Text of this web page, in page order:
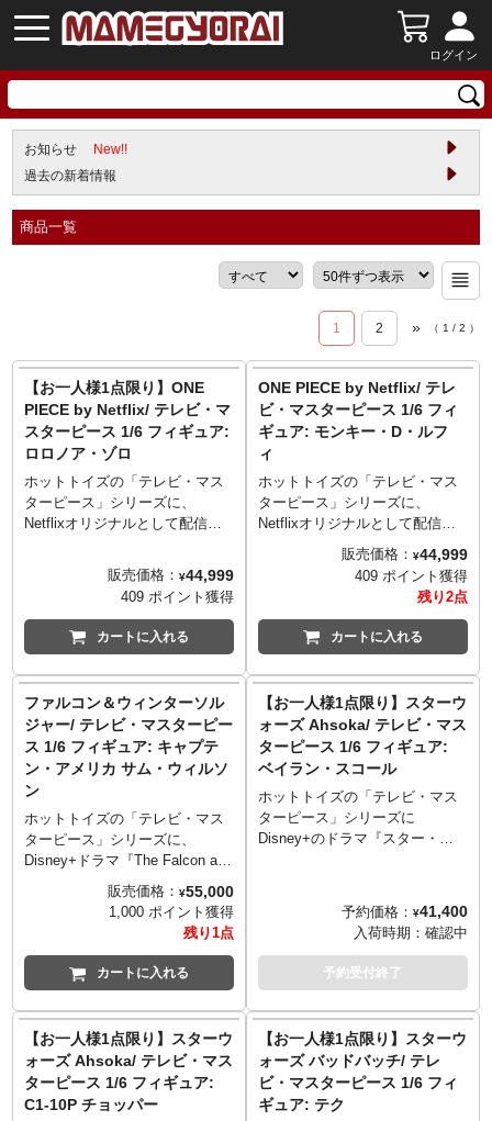
ログイン
お知らせ
New!!
過去の新着情報
商品一覧
1 2 » （ 1 / 2 ）
【お一人様1点限り】ONE
PIECE by Netflix/ テレビ・マ
スターピース 1/6 フィギュア:
ロロノア・ゾロ
ホットトイズの「テレビ・マス
ターピース」シリーズに、
Netflixオリジナルとして配信の
PIECE』からロロノア・ゾロが
ラインナップです。新田真剣佑
演じるゾロの姿を、全高約32セ
ンチ、30箇所以上可動のフィギ
ュアとして立体化。ノーマル頭
それぞれに眼球可動ギミックも
搭載。バンダナ装着頭部は原作
通りに刀を口に咥えることが可
能。道着に腹巻きという独特な
コスチュームに、左腕に着脱可
能なバンダナなど、質感やディ
テールにこだわり、細部に至る
まで精巧な仕上がりに。鞘にそ
差し替え用ハンドパーツ、フレ
キシブルピラー採用の台座を使
い、大胆なポージングでのディ
スプレイも可能。
販売価格： ¥44,999
409 ポイント獲得
カートに入れる
ONE PIECE by Netflix/ テレ
ビ・マスターピース 1/6 フィ
ギュア: モンキー・D・ルフ
ィ
ホットトイズの「テレビ・マス
ターピース」シリーズに、
Netflixオリジナルとして配信の
実写ドラマシリーズ『ONE
PIECE』からモンキー・D・ル
フィがラインナップです。イニ
ャキ・ゴドイ演じるルフィの姿
を、全高約31センチ、30箇所以
上可動のフィギュアとして立体
搭載、さらに麦わら帽子着脱に
合わせたヘアパーツも付属。ベ
ストとデニムのハーフパンツと
いうアイコニックなコスチュー
ムなども、質感やディテールに
こだわり、細部に至るまで精巧
な仕上がりに。能力を再現する
差し替え用腕パーツと右脚パー
ラー採用の台座を使い、大胆な
ポージングでのディスプレイも
可能。
販売価格： ¥44,999
409 ポイント獲得
残り2点
カートに入れる
ファルコン＆ウィンターソル
ジャー/ テレビ・マスターピー
ス 1/6 フィギュア: キャプテ
ン・アメリカ サム・ウィルソ
ン
ホットトイズの「テレビ・マス
ターピース」シリーズに、
Disney+ドラマ『The Falcon and
The Winter Soldier』よりキャプ
テン・アメリカがラインナッ
プ。「キャプテン・アメリカ」
を受け継いだサム・ウィルソン
の姿を、全高約30センチ、30箇
所以上可動のフィギュアとして
立体化。アンソニー・マッキー
演じるサムの頭部は新規造形。
新たに用意されたコスチューム
は、ゴーグルと一体になったマ
スク、星条旗をモチーフにした
スーツ、背中に装着したフライ
販売価格： ¥55,000
1,000 ポイント獲得
残り1点
カートに入れる
【お一人様1点限り】スターウ
ォーズ Ahsoka/ テレビ・マス
ターピース 1/6 フィギュア:
ベイラン・スコール
ホットトイズの「テレビ・マス
ターピース」シリーズに
Disney+のドラマ『スター・ウ
ラン・スコールは、オレンジの
光刃のライトセーバーを使いこ
なす、元ジェダイの傭兵。新共
和国時代にナイトシスターのモ
ーガン・エルズベスと同盟関係
させる計画に協力。弟子のシ
ン・ハティと共に、それを阻止
しようとするアソーカ・タノや
サビーヌ・レンと対立してい
る。そんなベイラン・スコール
予約価格： ¥41,400
入荷時期： 確認中
予約受付終了
【お一人様1点限り】スターウ
ォーズ Ahsoka/ テレビ・マス
ターピース 1/6 フィギュア:
C1-10P チョッパー
【お一人様1点限り】スターウ
ォーズ バッドバッチ/ テレ
ビ・マスターピース 1/6 フィ
ギュア: テク